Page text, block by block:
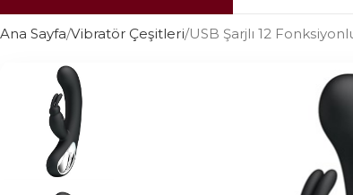
Ana Sayfa Vibratör Çeşitleri USB Şarjlı 12